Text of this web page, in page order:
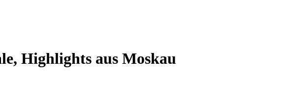
Highlights aus Moskau